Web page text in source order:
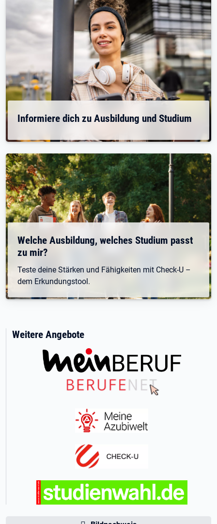
Informiere dich zu Ausbildung und Studium
Welche Ausbildung, welches Studium passt
zu mir?
Teste deine Stärken und Fähigkeiten mit Check-U –
dem Erkundungstool.
Weitere Angebote